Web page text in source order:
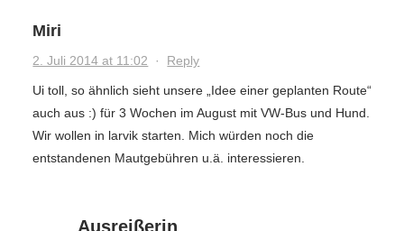
Miri
2. Juli 2014 at 11:02 · Reply
Ui toll, so ähnlich sieht unsere „Idee einer geplanten Route“
auch aus :) für 3 Wochen im August mit VW-Bus und Hund.
Wir wollen in larvik starten. Mich würden noch die
entstandenen Mautgebühren u.ä. interessieren.
Ausreißerin